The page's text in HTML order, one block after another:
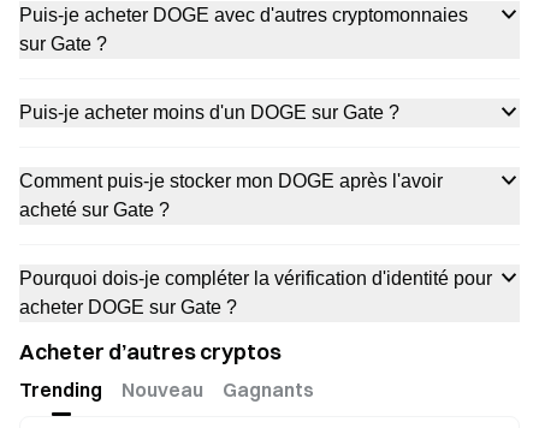
Puis-je acheter DOGE avec d'autres cryptomonnaies
sur Gate ?
Puis-je acheter moins d'un DOGE sur Gate ?
Comment puis-je stocker mon DOGE après l'avoir
acheté sur Gate ?
Pourquoi dois-je compléter la vérification d'identité pour
acheter DOGE sur Gate ?
Acheter d’autres cryptos
Trending Nouveau Gagnants